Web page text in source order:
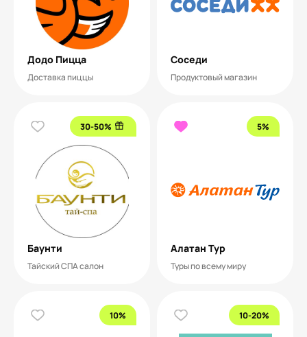
Додо Пицца
Доставка пиццы
Соседи
Продуктовый магазин
30-50%
Баунти
Тайский СПА салон
5%
Алатан Тур
Туры по всему миру
10% 10-20%